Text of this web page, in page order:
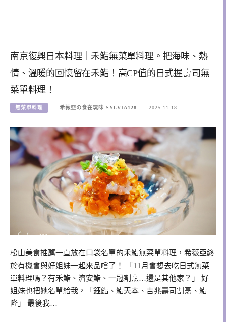
南京復興日本料理｜禾鮨無菜單料理。把海味、熱
情、溫暖的回憶留在禾鮨！高CP值的日式握壽司無
菜單料理！
無菜單料理 希薇亞の食在玩味 SYLVIA128 2025-11-18
松山美食推薦一直放在口袋名單的禾鮨無菜單料理，希薇亞終
於有機會與好姐妹一起來品嚐了！ 「11月會想去吃日式無菜
單料理嗎？有禾鮨、濟安鮨、一冠割烹…還是其他家？」 好
姐妹也把她名單給我，「鈺鮨、鮨天本、吉兆壽司割烹、鮨
隆」 最後我…